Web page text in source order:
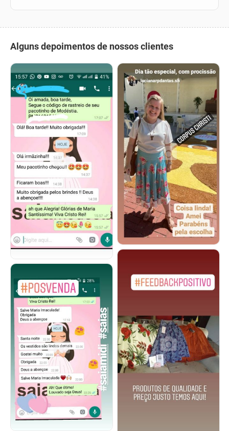
Alguns depoimentos de nossos clientes